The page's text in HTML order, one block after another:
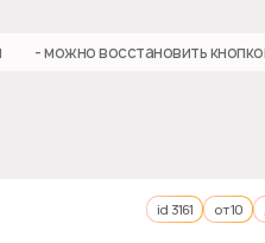
✅ - можно восстановить
id 3161 от 10